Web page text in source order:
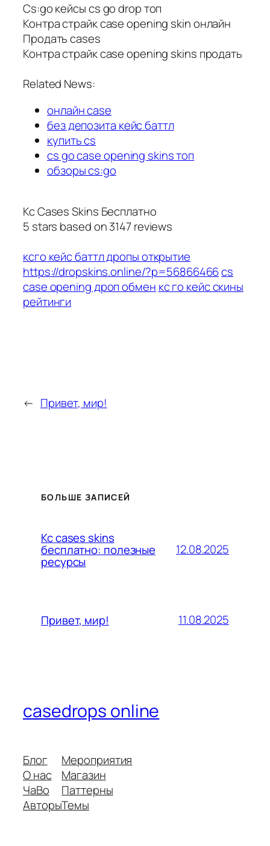
Cs:go кейсы cs go drop топ
Контра страйк case opening skin онлайн
Продать cases
Контра страйк case opening skins продать
Related News:
онлайн case
без депозита кейс баттл
купить cs
cs go case opening skins топ
обзоры cs:go
Кс Cases Skins Бесплатно
5 stars based on3147reviews
ксго кейс баттл дропы открытие
https://dropskins.online/?p=56866466cs
case opening дроп обмен кс го кейс скины
рейтинги
← Привет, мир!
БОЛЬШЕ ЗАПИСЕЙ
Кс cases skins
бесплатно: полезные
ресурсы
12.08.2025
Привет, мир! 11.08.2025
casedrops online
Блог
О нас
ЧаВо
Авторы
Мероприятия
Магазин
Паттерны
Темы